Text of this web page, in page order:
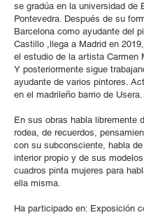
se gradúa en la universidad de
Pontevedra. Después de su
Barcelona como ayudante del
Castillo ,llega a Madrid en
el estudio de la artista Carmen
Y posteriormente sigue
ayudante de varios pintores.
en el madrileño barrio de Usera.
En sus obras habla libremente
rodea, de recuerdos,
con su subconsciente, habla
interior propio y de sus
cuadros pinta mujeres para
ella misma.
Ha participado en: Exposición